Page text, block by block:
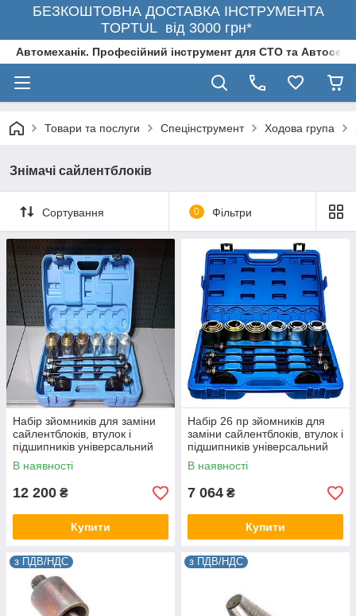
БЕЗКОШТОВНА ДОСТАВКА ІНСТРУМЕНТА
TOPTUL від 3000 грн*
Автомеханік. Професійний інструмент для СТО та
Товари та послуги Спецінструмент Ходова група
Знімачі сайлентблоків
Сортування 0 Фільтри
Набір зйомників для заміни
сайлентблоків, втулок і
підшипників універсальний
26пр.ROCKFORCE RF-933T1
В наявності
12 200 ₴
Купити
Набір 26 пр зйомників для
заміни сайлентблоків, втулок і
підшипників універсальний
Satra S-26PS
В наявності
7 064 ₴
Купити
з ПДВ/НДС з ПДВ/НДС